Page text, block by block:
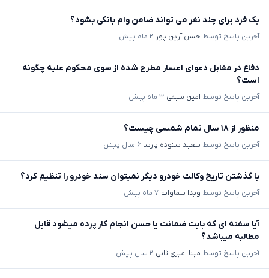
یک فرد برای چند نفر می تواند ضامن وام بانکی بشود؟
آخرین پاسخ توسط حسن آرین پور ۲ ماه پیش
دفاع در مقابل دعوای اعسار مطرح شده از سوی محکوم علیه چگونه
است؟
آخرین پاسخ توسط امین سیفی ۳ ماه پیش
منظور از ۱۸ سال تمام شمسی چیست؟
آخرین پاسخ توسط سعید ستوده پارسا ۶ سال پیش
با گذشتن تاریخ وکالت خودرو دیگر نمیتوان سند خودرو را تنظیم کرد؟
آخرین پاسخ توسط ویدا سماوات ۷ ماه پیش
آیا سفته ای که بابت ضمانت یا حسن انجام کار پرده میشود قابل
مطالبه میباشد؟
آخرین پاسخ توسط مینا امیری ثانی ۲ سال پیش